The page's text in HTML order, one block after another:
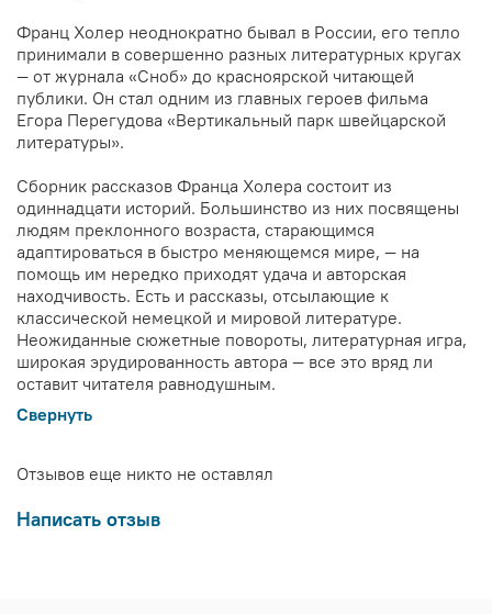
Франц Холер неоднократно бывал в России, его тепло
принимали в совершенно разных литературных кругах
— от журнала «Сноб» до красноярской читающей
публики. Он стал одним из главных героев фильма
Егора Перегудова «Вертикальный парк швейцарской
литературы».
Сборник рассказов Франца Холера состоит из
одиннадцати историй. Большинство из них посвящены
людям преклонного возраста, старающимся
адаптироваться в быстро меняющемся мире, — на
помощь им нередко приходят удача и авторская
находчивость. Есть и рассказы, отсылающие к
классической немецкой и мировой литературе.
Неожиданные сюжетные повороты, литературная игра,
широкая эрудированность автора — все это вряд ли
оставит читателя равнодушным.
Свернуть
Отзывов еще никто не оставлял
Написать отзыв